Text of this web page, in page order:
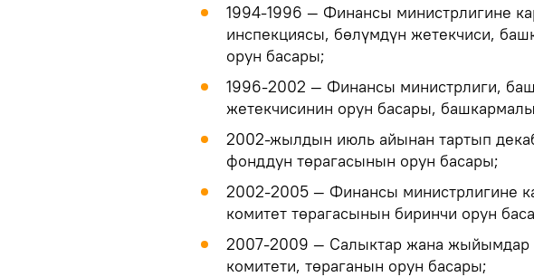
1994-1996 — Финансы министрлигине
инспекциясы, бөлүмдүн жетекчиси,
орун басары;
1996-2002 — Финансы министрлиги,
жетекчисинин орун басары,
2002-жылдын июль айынан тартып
фонддун төрагасынын орун басары;
2002-2005 — Финансы министрлигине
комитет төрагасынын биринчи орун
2007-2009 — Салыктар жана жыйымдар
комитети, төраганын орун басары;